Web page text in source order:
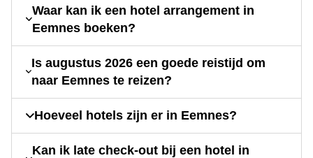
Waar kan ik een hotel arrangement in
Eemnes boeken?
Is augustus 2026 een goede reistijd om
naar Eemnes te reizen?
Hoeveel hotels zijn er in Eemnes?
Kan ik late check-out bij een hotel in